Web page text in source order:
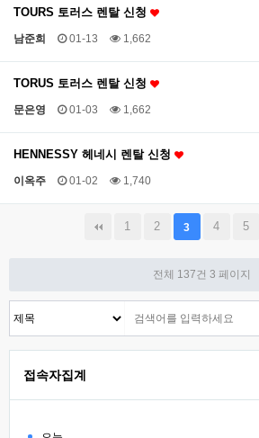
TOURS 토러스 렌탈 신청
남준희 01-13 1,662
TORUS 토러스 렌탈 신청
문은영 01-03 1,662
HENNESSY 헤네시 렌탈 신청
이옥주 01-02 1,740
1 2 3 4 5
전체 137건 3 페이지
접속자집계